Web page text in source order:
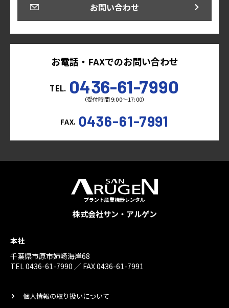
お問い合わせ
お電話・FAXでのお問い合わせ
TEL. 0436-61-7990
（受付時間 9:00～17:00）
FAX. 0436-61-7991
プラント産業機器レンタル
株式会社サン・アルゲン
本社
千葉県市原市姉崎海岸68
TEL 0436-61-7990 ／ FAX 0436-61-7991
個人情報の取り扱いについて